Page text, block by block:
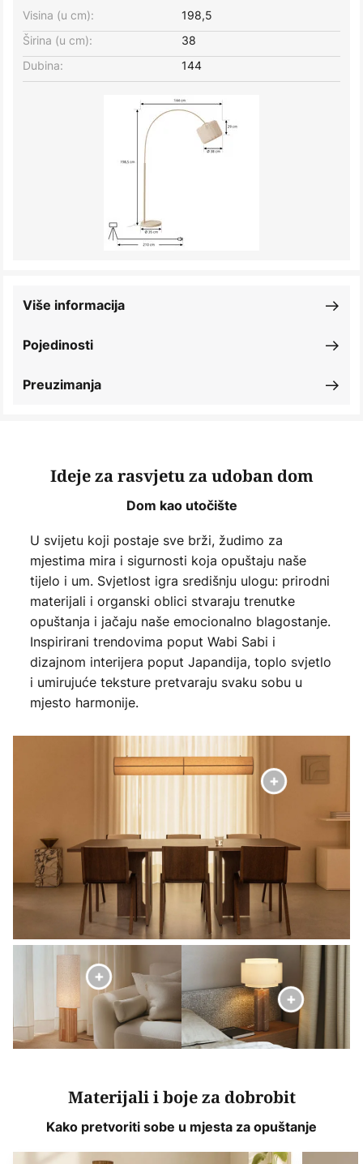
Širina (u cm): 38
Visina (u cm): 198,5
Dubina: 144
Pojedinosti
Više informacija
Preuzimanja
Ideje za rasvjetu za udoban dom
Dom kao utočište
U svijetu koji postaje sve brži, žudimo za
mjestima mira i sigurnosti koja opuštaju naše
tijelo i um. Svjetlost igra središnju ulogu: prirodni
materijali i organski oblici stvaraju trenutke
opuštanja i jačaju naše emocionalno blagostanje.
Inspirirani trendovima poput Wabi Sabi i
dizajnom interijera poput Japandija, toplo svjetlo
i umirujuće teksture pretvaraju svaku sobu u
mjesto harmonije.
Materijali i boje za dobrobit
Kako pretvoriti sobe u mjesta za opuštanje